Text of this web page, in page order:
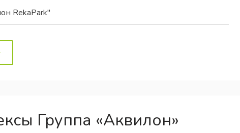
RekaPark"
Группа «Аквилон»